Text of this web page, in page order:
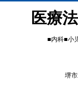
医療
■内科■小
堺